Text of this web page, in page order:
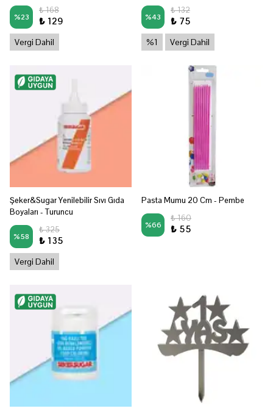
%23
₺ 168
₺ 129
Vergi Dahil
%43
₺ 132
₺ 75
%1 Vergi Dahil
Şeker&Sugar Yenilebilir Sıvı Gıda
Boyaları - Turuncu
%58
₺ 325
₺ 135
Vergi Dahil
Pasta Mumu 20 Cm - Pembe
%66
₺ 160
₺ 55